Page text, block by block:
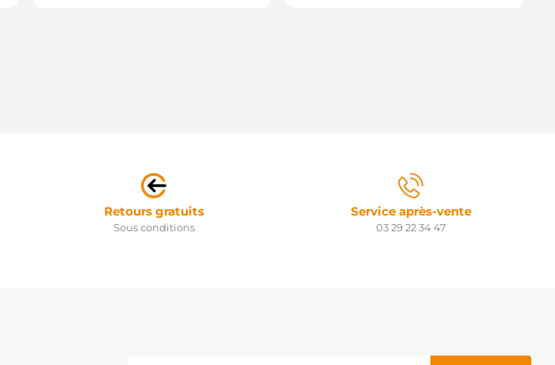
Retours gratuits
Sous conditions
Service après-vente
03 29 22 34 47